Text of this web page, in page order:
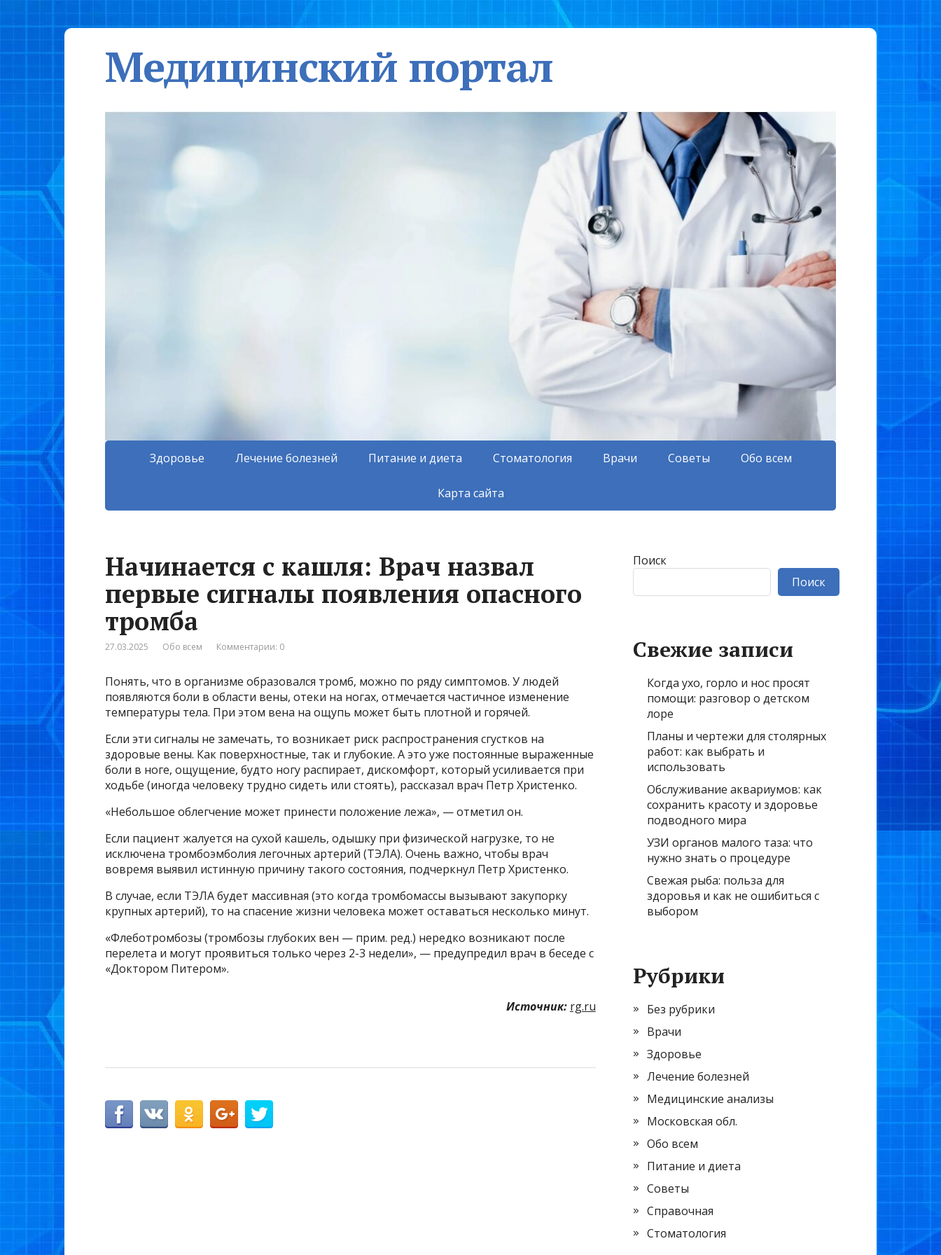
Медицинский портал
Здоровье Лечение болезней Питание и диета Стоматология Врачи Советы Обо всем
Карта сайта
Начинается с кашля: Врач назвал
первые сигналы появления опасного
тромба
27.03.2025 Обо всем Комментарии: 0
Понять, что в организме образовался тромб, можно по ряду симптомов. У людей
появляются боли в области вены, отеки на ногах, отмечается частичное изменение
температуры тела. При этом вена на ощупь может быть плотной и горячей.
Если эти сигналы не замечать, то возникает риск распространения сгустков на
здоровые вены. Как поверхностные, так и глубокие. А это уже постоянные выраженные
боли в ноге, ощущение, будто ногу распирает, дискомфорт, который усиливается при
ходьбе (иногда человеку трудно сидеть или стоять), рассказал врач Петр Христенко.
«Небольшое облегчение может принести положение лежа», — отметил он.
Если пациент жалуется на сухой кашель, одышку при физической нагрузке, то не
исключена тромбоэмболия легочных артерий (ТЭЛА). Очень важно, чтобы врач
вовремя выявил истинную причину такого состояния, подчеркнул Петр Христенко.
В случае, если ТЭЛА будет массивная (это когда тромбомассы вызывают закупорку
крупных артерий), то на спасение жизни человека может оставаться несколько минут.
«Флеботромбозы (тромбозы глубоких вен — прим. ред.) нередко возникают после
перелета и могут проявиться только через 2-3 недели», — предупредил врач в беседе с
«Доктором Питером».
Источник: rg.ru
Поиск
Поиск
Свежие записи
Когда ухо, горло и нос просят
помощи: разговор о детском
лоре
Планы и чертежи для столярных
работ: как выбрать и
использовать
Обслуживание аквариумов: как
сохранить красоту и здоровье
подводного мира
УЗИ органов малого таза: что
нужно знать о процедуре
Свежая рыба: польза для
здоровья и как не ошибиться с
выбором
Рубрики
Без рубрики
Врачи
Здоровье
Лечение болезней
Медицинские анализы
Московская обл.
Обо всем
Питание и диета
Советы
Справочная
Стоматология